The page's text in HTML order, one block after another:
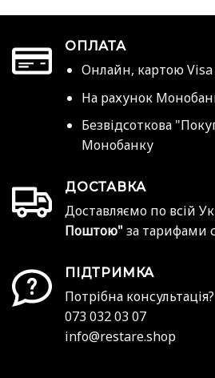
ОПЛАТА
Онлайн, картою
На рахунок
Безвідсоткова
Монобанку
ДОСТАВКА
Доставляємо по всій
Поштою" за тарифами
ПІДТРИМКА
Потрібна
073 032 03 07
info@restare.shop